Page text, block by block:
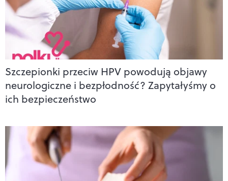
Szczepionki przeciw HPV powodują objawy
neurologiczne i bezpłodność? Zapytałyśmy o
ich bezpieczeństwo